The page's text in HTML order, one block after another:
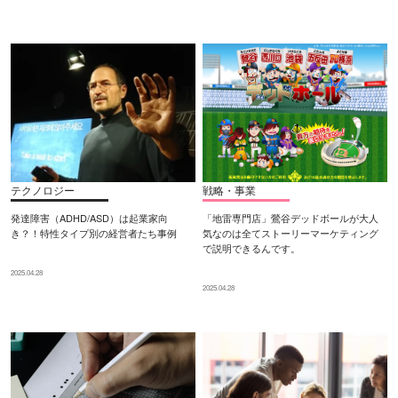
テクノロジー
発達障害（ADHD/ASD）は起業家向
き？！特性タイプ別の経営者たち事例
2025.04.28
戦略・事業
「地雷専門店」鶯谷デッドボールが大人
気なのは全てストーリーマーケティング
で説明できるんです。
2025.04.28